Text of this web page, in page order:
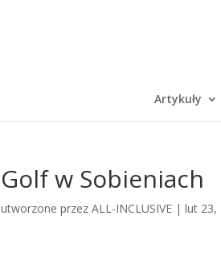
Artykuły
Golf w Sobieniach
utworzone przezALL-INCLUSIVE |lut 23,